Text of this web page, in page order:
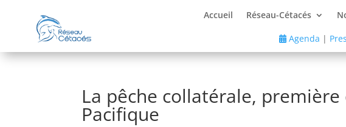
Accueil Réseau-Cétacés
Agenda |
La pêche collatérale,
Pacifique